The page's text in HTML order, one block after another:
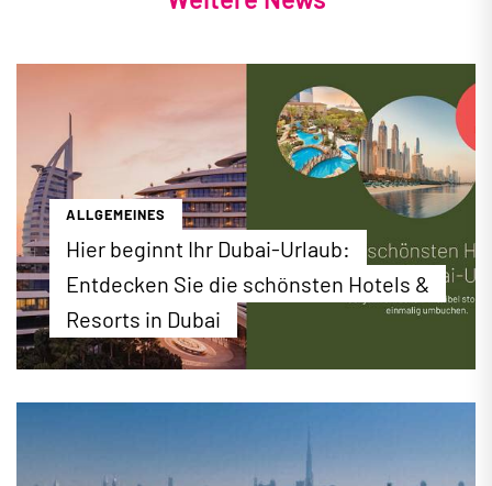
ALLGEMEINES
Hier beginnt Ihr Dubai-Urlaub:
Entdecken Sie die schönsten Hotels &
Resorts in Dubai
Luxuriöser Badeurlaub, spannender City-Trip oder
Resorts zu attraktiven Konditionen direkt online